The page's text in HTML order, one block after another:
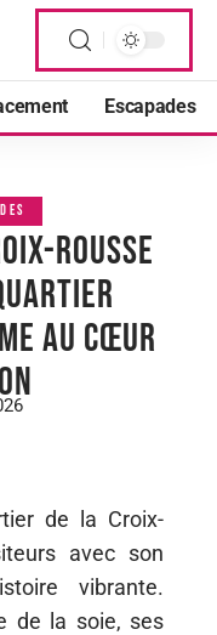
Escapades
Rousse
au cœur
de la Croix-
avec son
vibrante.
de la soie, ses